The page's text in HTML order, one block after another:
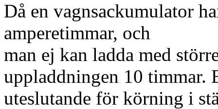
Då en vagnsackumulator
amperetimmar, och
man ej kan ladda med
uppladdningen 10 timmar.
uteslutande för körning i